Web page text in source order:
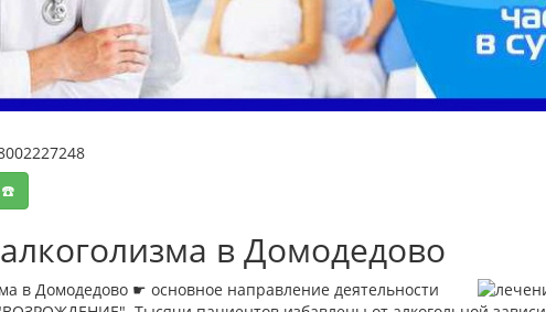
☎️
в Домодедово
в Домодедово ☛ основное направление деятельности